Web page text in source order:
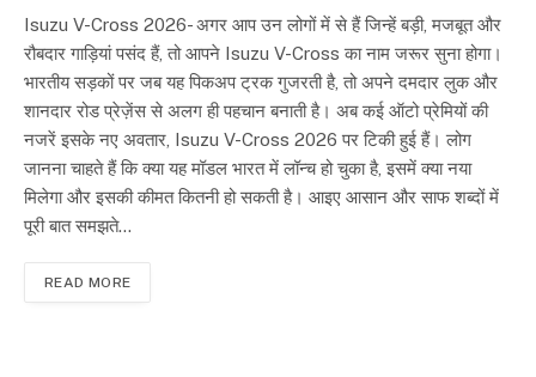
Isuzu V-Cross 2026- अगर आप उन लोगों में से हैं जिन्हें बड़ी, मजबूत और
रौबदार गाड़ियां पसंद हैं, तो आपने Isuzu V-Cross का नाम जरूर सुना होगा।
भारतीय सड़कों पर जब यह पिकअप ट्रक गुजरती है, तो अपने दमदार लुक और
शानदार रोड प्रेज़ेंस से अलग ही पहचान बनाती है। अब कई ऑटो प्रेमियों की
नजरें इसके नए अवतार, Isuzu V-Cross 2026 पर टिकी हुई हैं। लोग
जानना चाहते हैं कि क्या यह मॉडल भारत में लॉन्च हो चुका है, इसमें क्या नया
मिलेगा और इसकी कीमत कितनी हो सकती है। आइए आसान और साफ शब्दों में
पूरी बात समझते…
READ MORE